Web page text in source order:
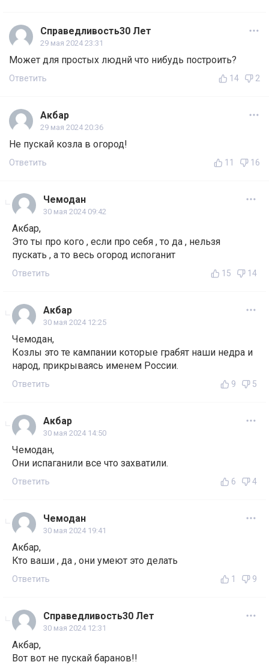
Справедливость30 Лет
29 мая 2024 23:31
Может для простых люднй что нибудь построить?
Ответить 14 2
Акбар
29 мая 2024 20:36
Не пускай козла в огород!
Ответить 11 16
Чемодан
30 мая 2024 09:42
Акбар,
Это ты про кого , если про себя , то да , нельзя
пускать , а то весь огород испоганит
Ответить 15 14
Акбар
30 мая 2024 12:25
Чемодан,
Козлы это те кампании которые грабят наши недра и
народ, прикрываясь именем России.
Ответить 9 5
Акбар
30 мая 2024 14:50
Чемодан,
Они испаганили все что захватили.
Ответить 6 4
Чемодан
30 мая 2024 19:41
Акбар,
Кто ваши , да , они умеют это делать
Ответить 1 9
Справедливость30 Лет
30 мая 2024 12:31
Акбар,
Вот вот не пускай баранов!!